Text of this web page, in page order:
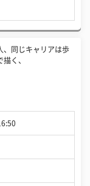
、同じキャリアは歩
描く、